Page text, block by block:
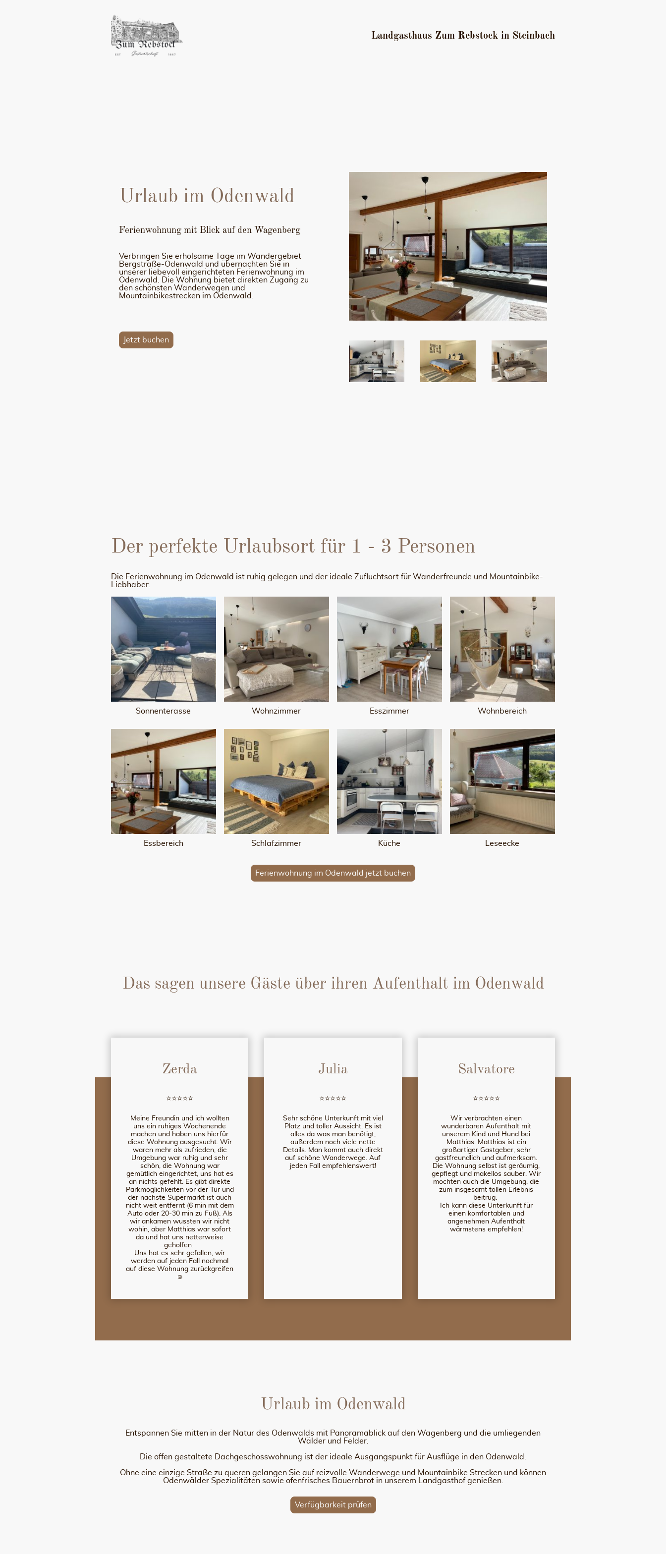
Landgasthaus Zum Rebstock in Steinbach
Urlaub im Odenwald
Ferienwohnung mit Blick auf den Wagenberg
Verbringen Sie erholsame Tage im Wandergebiet
Bergstraße-Odenwald und übernachten Sie in
unserer liebevoll eingerichteten Ferienwohnung im
Odenwald. Die Wohnung bietet direkten Zugang zu
den schönsten Wanderwegen und
Mountainbikestrecken im Odenwald.
Jetzt buchen
Der perfekte Urlaubsort für 1 - 3 Personen
Die Ferienwohnung im Odenwald ist ruhig gelegen und der ideale Zufluchtsort für Wanderfreunde und Mountainbike-
Liebhaber.
Sonnenterasse Wohnzimmer Esszimmer Wohnbereich
Essbereich Schlafzimmer Küche Leseecke
Ferienwohnung im Odenwald jetzt buchen
Das sagen unsere Gäste über ihren Aufenthalt im Odenwald
Zerda
⭐️⭐️⭐️⭐️⭐️
Meine Freundin und ich wollten
uns ein ruhiges Wochenende
machen und haben uns hierfür
diese Wohnung ausgesucht. Wir
waren mehr als zufrieden, die
Umgebung war ruhig und sehr
schön, die Wohnung war
gemütlich eingerichtet, uns hat es
an nichts gefehlt. Es gibt direkte
Parkmöglichkeiten vor der Tür und
der nächste Supermarkt ist auch
nicht weit entfernt (6 min mit dem
Auto oder 20-30 min zu Fuß). Als
wir ankamen wussten wir nicht
wohin, aber Matthias war sofort
da und hat uns netterweise
geholfen.
Uns hat es sehr gefallen, wir
werden auf jeden Fall nochmal
auf diese Wohnung zurückgreifen
☺️
Julia
⭐️⭐️⭐️⭐️⭐️
Sehr schöne Unterkunft mit viel
Platz und toller Aussicht. Es ist
alles da was man benötigt,
außerdem noch viele nette
Details. Man kommt auch direkt
auf schöne Wanderwege. Auf
jeden Fall empfehlenswert!
Salvatore
⭐️⭐️⭐️⭐️⭐️
Wir verbrachten einen
wunderbaren Aufenthalt mit
unserem Kind und Hund bei
Matthias. Matthias ist ein
großartiger Gastgeber, sehr
gastfreundlich und aufmerksam.
Die Wohnung selbst ist geräumig,
gepflegt und makellos sauber. Wir
mochten auch die Umgebung, die
zum insgesamt tollen Erlebnis
beitrug.
Ich kann diese Unterkunft für
einen komfortablen und
angenehmen Aufenthalt
wärmstens empfehlen!
Urlaub im Odenwald
Entspannen Sie mitten in der Natur des Odenwalds mit Panoramablick auf den Wagenberg und die umliegenden
Wälder und Felder.
Die offen gestaltete Dachgeschosswohnung ist der ideale Ausgangspunkt für Ausflüge in den Odenwald.
Ohne eine einzige Straße zu queren gelangen Sie auf reizvolle Wanderwege und Mountainbike Strecken und können
Odenwälder Spezialitäten sowie ofenfrisches Bauernbrot in unserem Landgasthof genießen.
Verfügbarkeit prüfen